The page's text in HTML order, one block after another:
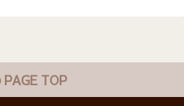
PAGE TOP